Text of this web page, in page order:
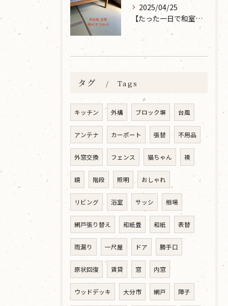
2025/04/25
【たった一日で和室が生まれ変わった話】畳の表替えなら 張替本舗 金沢屋 坂ノ市店へ
タグ Tags
キッチン 外構 ブロック塀 台風
アンテナ カーポート 張替 不用品
外窓交換 フェンス 猫ちゃん 襖
鏡 階段 照明 おしゃれ
リビング 浴室 サッシ 相場
網戸張り替え 和紙畳 和紙 表替
雨漏り 一尺屋 ドア 勝手口
原状回復 賃貸 窓 内窓
ウッドデッキ 大分市 網戸 障子